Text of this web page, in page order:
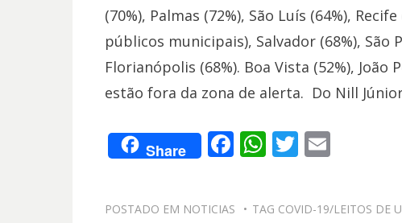
(70%), Palmas (72%), São Luís (64%),
públicos municipais), Salvador (68%), São
Florianópolis (68%). Boa Vista (52%), João
estão fora da zona de alerta. Do Nill
Share F W T E
POSTADO EM NOTICIAS TAG COVID-19/LEITOS DE